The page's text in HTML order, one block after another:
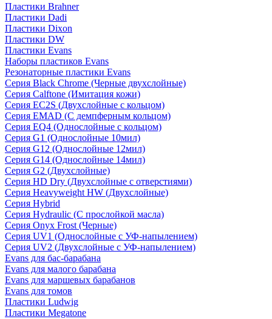
Пластики Brahner
Пластики Dadi
Пластики Dixon
Пластики DW
Пластики Evans
Наборы пластиков Evans
Резонаторные пластики Evans
Серия Black Chrome (Черные двухслойные)
Серия Calftone (Имитация кожи)
Серия EC2S (Двухслойные с кольцом)
Серия EMAD (С демпферным кольцом)
Серия EQ4 (Однослойные с кольцом)
Серия G1 (Однослойные 10мил)
Серия G12 (Однослойные 12мил)
Серия G14 (Однослойные 14мил)
Серия G2 (Двухслойные)
Серия HD Dry (Двухслойные с отверстиями)
Серия Heavyweight HW (Двухслойные)
Серия Hybrid
Серия Hydraulic (С прослойкой масла)
Серия Onyx Frost (Черные)
Серия UV1 (Однослойные с УФ-напылением)
Серия UV2 (Двухслойные с УФ-напылением)
Evans для бас-барабана
Evans для малого барабана
Evans для маршевых барабанов
Evans для томов
Пластики Ludwig
Пластики Megatone